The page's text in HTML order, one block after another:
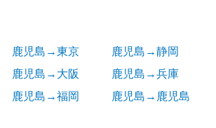
鹿児島→東京
鹿児島→静岡
鹿児島→大阪
鹿児島→兵庫
鹿児島→福岡
鹿児島→鹿児島